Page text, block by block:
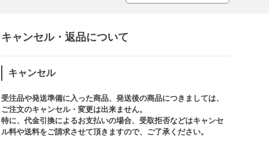
キャンセル・返品について​
キャンセル
受注品や発送準備に入った商品、発送後の商品につきましては、
ご注文のキャンセル・変更は出来ません。​
特に、代金引換によるお支払いの場合、受取拒否などはキャンセ
ル料や送料をご請求させて頂きますので、ご了承ください。​